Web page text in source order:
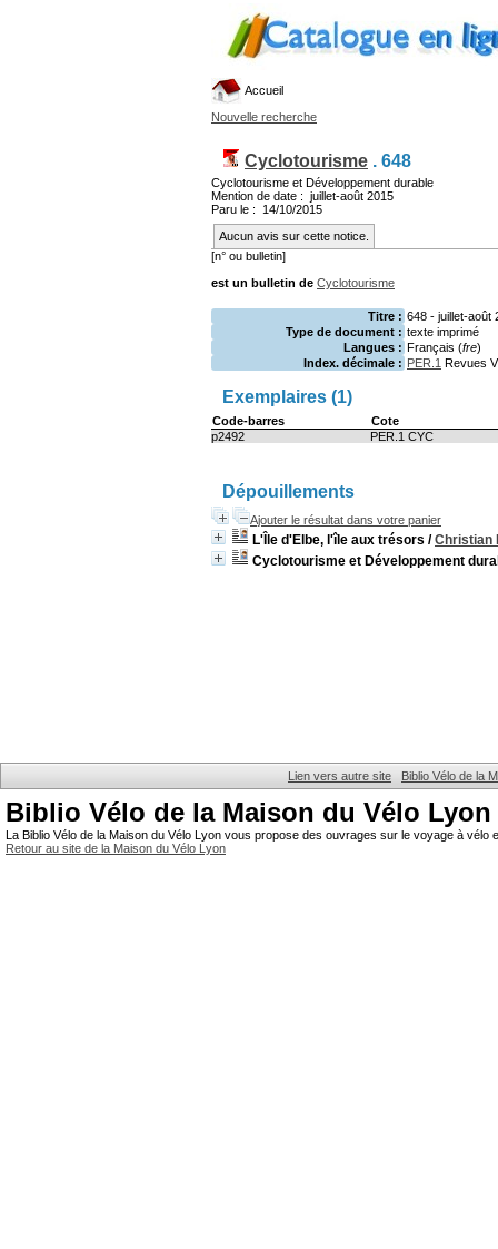
Accueil
Nouvelle recherche
Cyclotourisme . 648
Cyclotourisme et Développement durable
Mention de date : juillet-août 2015
Paru le : 14/10/2015
Aucun avis sur cette notice.
[n° ou bulletin]
est un bulletin de Cyclotourisme
Titre : 648 - juillet-août
Type de document : texte imprimé
Langues : Français (fre)
Index. décimale : PER.1 Revues
Exemplaires (1)
Code-barres
Cote
p2492
PER.1 CYC
Dépouillements
Ajouter le résultat dans votre panier
L'Île d'Elbe, l'île aux trésors /Christian
Cyclotourisme et Développement
Lien vers autre site Biblio Vélo de la
Biblio Vélo de la Maison du Vélo Lyon
La Biblio Vélo de la Maison du Vélo Lyon vous propose des ouvrages sur le voyage à
Retour au site de la Maison du Vélo Lyon